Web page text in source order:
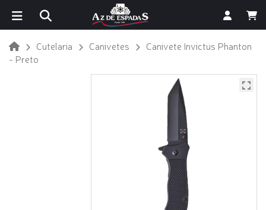
Cutelaria Canivetes
Canivete Invictus Phanton
- Preto